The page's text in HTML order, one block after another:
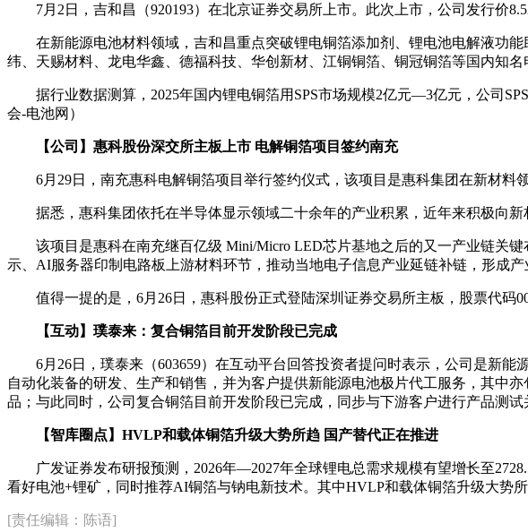
7月2日，吉和昌（920193）在北京证券交易所上市。此次上市，公司发行价
在新能源电池材料领域，吉和昌重点突破锂电铜箔添加剂、锂电池电解液功
纬、天赐材料、龙电华鑫、德福科技、华创新材、江铜铜箔、铜冠铜箔等国内知名
据行业数据测算，2025年国内锂电铜箔用SPS市场规模2亿元—3亿元，公司
会-电池网）
【公司】惠科股份深交所主板上市 电解铜箔项目签约南充
6月29日，南充惠科电解铜箔项目举行签约仪式，该项目是惠科集团在新材料
据悉，惠科集团依托在半导体显示领域二十余年的产业积累，近年来积极向
该项目是惠科在南充继百亿级 Mini/Micro LED芯片基地之后的又一产业链关
示、AI服务器印制电路板上游材料环节，推动当地电子信息产业延链补链，形成产
值得一提的是，6月26日，惠科股份正式登陆深圳证券交易所主板，股票代码
【互动】璞泰来：复合铜箔目前开发阶段已完成
6月26日，璞泰来（603659）在互动平台回答投资者提问时表示，公司是新
自动化装备的研发、生产和销售，并为客户提供新能源电池极片代工服务，其中
品；与此同时，公司复合铜箔目前开发阶段已完成，同步与下游客户进行产品测
【智库圈点】HVLP和载体铜箔升级大势所趋 国产替代正在推进
广发证券发布研报预测，2026年—2027年全球锂电总需求规模有望增长至
看好电池+锂矿，同时推荐AI铜箔与钠电新技术。其中HVLP和载体铜箔升级大势所
[责任编辑：陈语]